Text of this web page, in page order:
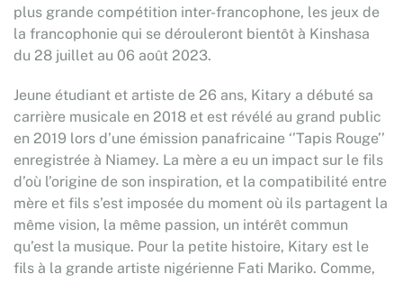
plus grande compétition inter-francophone, les jeux de
la francophonie qui se dérouleront bientôt à Kinshasa
du 28 juillet au 06 août 2023.
Jeune étudiant et artiste de 26 ans, Kitary a débuté sa
carrière musicale en 2018 et est révélé au grand public
en 2019 lors d’une émission panafricaine ‘’Tapis Rouge’’
enregistrée à Niamey. La mère a eu un impact sur le fils
d’où l’origine de son inspiration, et la compatibilité entre
mère et fils s’est imposée du moment où ils partagent la
même vision, la même passion, un intérêt commun
qu’est la musique. Pour la petite histoire, Kitary est le
fils à la grande artiste nigérienne Fati Mariko. Comme,